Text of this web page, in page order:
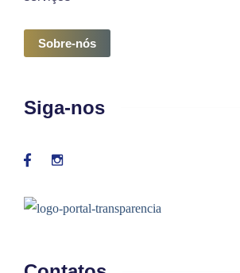
Sobre-nós
Siga-nos